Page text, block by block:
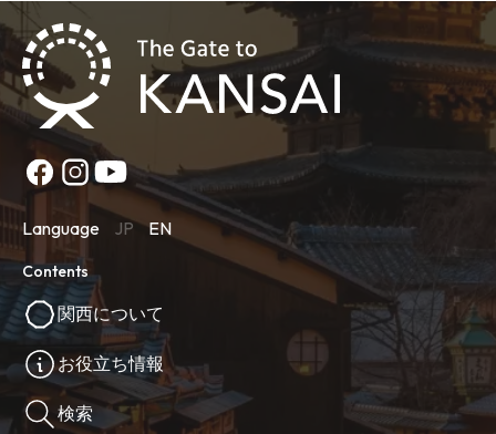
Language JP EN
Contents
関西について
お役立ち情報
検索